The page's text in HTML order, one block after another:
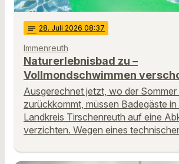
notes 28. Juli 2026 08:37
Immenreuth
Naturerlebnisbad zu –
Vollmondschwimmen
Ausgerechnet jetzt, wo der Sommer
zurückkommt, müssen Badegäste in
Landkreis Tirschenreuth auf eine
verzichten. Wegen eines